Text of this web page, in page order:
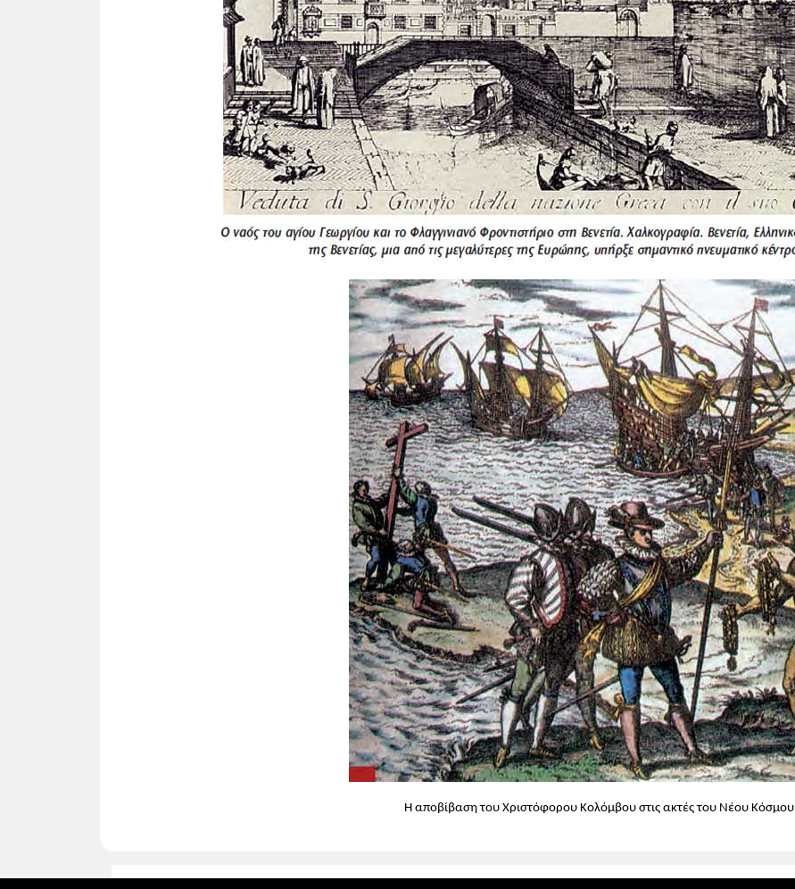
Η αποβίβαση του Χριστόφορου Κολόμβου στις ακτές του Νέου Κόσμου